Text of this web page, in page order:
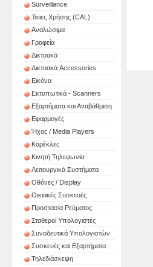
Surveillance
ʼδειες Χρήσης (CAL)
Αναλώσιμα
Γραφεία
Δικτυακά
Δικτυακά Accessories
Εικόνα
Εκτυπωτικά - Scanners
Εξαρτήματα και Αναβάθμιση
Εφαρμογές
Ήχος / Media Players
Καρέκλες
Κινητή Τηλεφωνία
Λειτουργικά Συστήματα
Οθόνες / Display
Οικιακές Συσκευές
Προστασία Ρεύματος
Σταθεροί Υπολογιστές
Συνοδευτικά Υπολογιστών
Συσκευές και Εξαρτήματα
Τηλεδιάσκεψη